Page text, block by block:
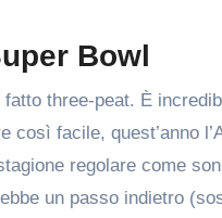
Bowl
three-peat. È
facile, quest’anno
regolare come
un passo indietro